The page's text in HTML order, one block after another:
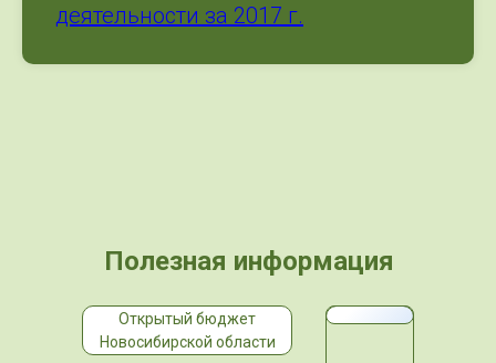
деятельности за 2017 г.
Полезная информация
Открытый бюджет
Новосибирской области